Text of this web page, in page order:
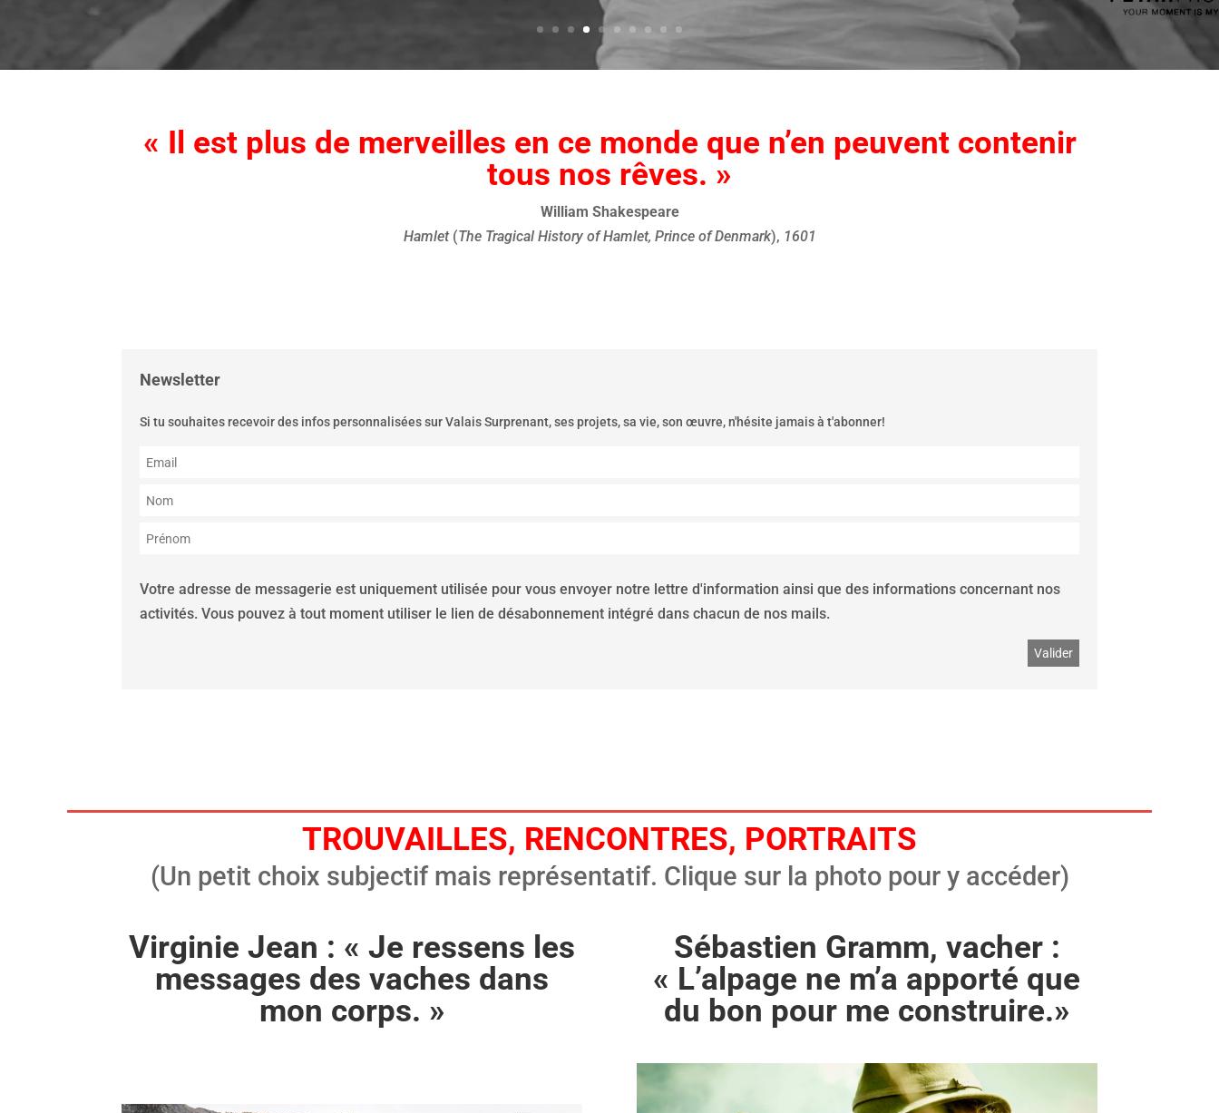
« Il est plus de merveilles en ce monde que n’en peuvent contenir
tous nos rêves. »
William Shakespeare
Hamlet(The Tragical History of Hamlet, Prince of Denmark), 1601
Newsletter
Si tu souhaites recevoir des infos personnalisées sur Valais Surprenant, ses projets, sa vie, son œuvre, n'hésite jamais à t'abonner!
Votre adresse de messagerie est uniquement utilisée pour vous envoyer notre lettre d'information ainsi que des informations concernant nos
activités. Vous pouvez à tout moment utiliser le lien de désabonnement intégré dans chacun de nos mails.
TROUVAILLES, RENCONTRES, PORTRAITS
(Un petit choix subjectif mais représentatif. Clique sur la photo pour y accéder)
Virginie Jean : « Je ressens les
messages des vaches dans
mon corps. »
Sébastien Gramm, vacher :
« L’alpage ne m’a apporté que
du bon pour me construire.»